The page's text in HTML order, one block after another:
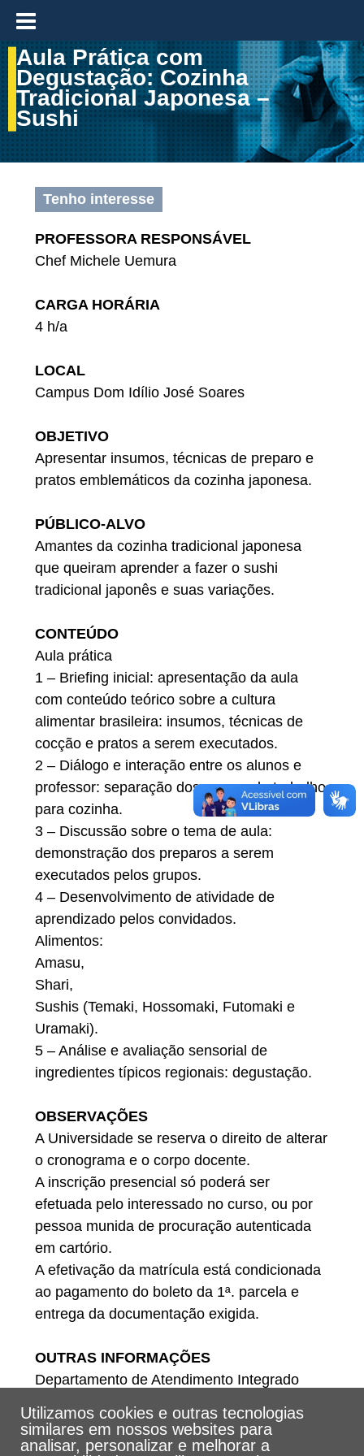
≡
Aula Prática com
Degustação: Cozinha
Tradicional Japonesa –
Sushi
Tenho interesse
PROFESSORA RESPONSÁVEL
Chef Michele Uemura
CARGA HORÁRIA
4 h/a
LOCAL
Campus Dom Idílio José Soares
OBJETIVO
Apresentar insumos, técnicas de preparo e
pratos emblemáticos da cozinha japonesa.
PÚBLICO-ALVO
Amantes da cozinha tradicional japonesa
que queiram aprender a fazer o sushi
tradicional japonês e suas variações.
CONTEÚDO
Aula prática
1 – Briefing inicial: apresentação da aula
com conteúdo teórico sobre a cultura
alimentar brasileira: insumos, técnicas de
cocção e pratos a serem executados.
2 – Diálogo e interação entre os alunos e
professor: separação dos grupos de trabalho
para cozinha.
3 – Discussão sobre o tema de aula:
demonstração dos preparos a serem
executados pelos grupos.
4 – Desenvolvimento de atividade de
aprendizado pelos convidados.
Alimentos:
Amasu,
Shari,
Sushis (Temaki, Hossomaki, Futomaki e
Uramaki).
5 – Análise e avaliação sensorial de
ingredientes típicos regionais: degustação.
OBSERVAÇÕES
A Universidade se reserva o direito de alterar
o cronograma e o corpo docente.
A inscrição presencial só poderá ser
efetuada pelo interessado no curso, ou por
pessoa munida de procuração autenticada
em cartório.
A efetivação da matrícula está condicionada
ao pagamento do boleto da 1ª. parcela e
entrega da documentação exigida.
OUTRAS INFORMAÇÕES
Departamento de Atendimento Integrado
E-mail: dat@unisantos.br
Utilizamos cookies e outras tecnologias
similares em nossos websites para
analisar, personalizar e melhorar a